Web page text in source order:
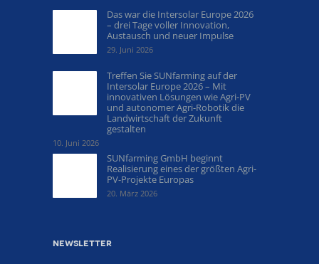
Das war die Intersolar Europe 2026
– drei Tage voller Innovation,
Austausch und neuer Impulse
29. Juni 2026
Treffen Sie SUNfarming auf der
Intersolar Europe 2026 – Mit
innovativen Lösungen wie Agri-PV
und autonomer Agri-Robotik die
Landwirtschaft der Zukunft
gestalten
10. Juni 2026
SUNfarming GmbH beginnt
Realisierung eines der größten Agri-
PV-Projekte Europas
20. März 2026
newsletter